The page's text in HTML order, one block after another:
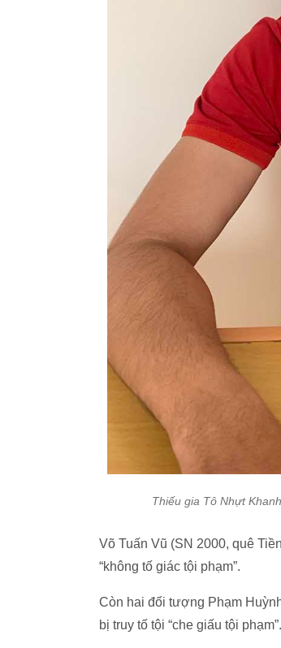
Thiếu gia Tô Nhựt
Võ Tuấn Vũ (SN 2000, quê
“không tố giác tội phạm”.
Còn hai đối tượng Phạm
bị truy tố tội “che giấu tội phạm”.